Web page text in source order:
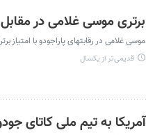
برتری موسی غلامی در
موسی غلامی در رقابتهای پاراجودو با
قدیمی‌تر از یکسال
آمریکا به تیم ملی کاتای